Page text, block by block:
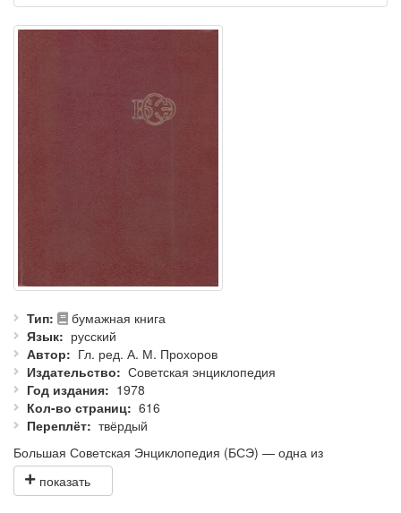
Тип
бумажная книга
Язык
русский
Автор
Гл. ред. А. М. Прохоров
Издательство
Советская энциклопедия
Год издания
1978
Кол-во страниц
616
Переплёт
твёрдый
Большая Советская Энциклопедия (БСЭ) — одна из
крупнейших и наиболее авторитетных универсальных
энциклопедий в мире.